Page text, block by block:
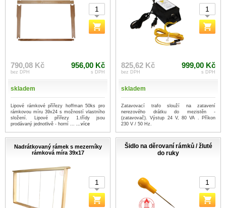
790,08 Kč
bez DPH
956,00 Kč
s DPH
skladem
Lipové rámkové přířezy hoffman 50ks pro
rámkovou míru 39x24 s možností vlastního
složení. Lipové přířezy 1.třídy jsou
prodávaný jednotlivě - horní ... ...více
825,62 Kč
bez DPH
999,00 Kč
s DPH
skladem
Zatavovací trafo slouží na zatavení
nerezového drátku do mezistěn -
(zatavovač). Výstup 24 V, 80 VA . Příkon
230 V / 50 Hz.
Nadrátkovaný rámek s mezerníky
rámková míra 39x17
Šidlo na děrovaní rámků / žluté
do ruky